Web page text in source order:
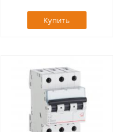
Купить